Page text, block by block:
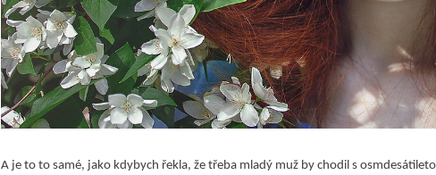
A je to to samé, jako kdybych řekla, že třeba mladý muž by chodil s